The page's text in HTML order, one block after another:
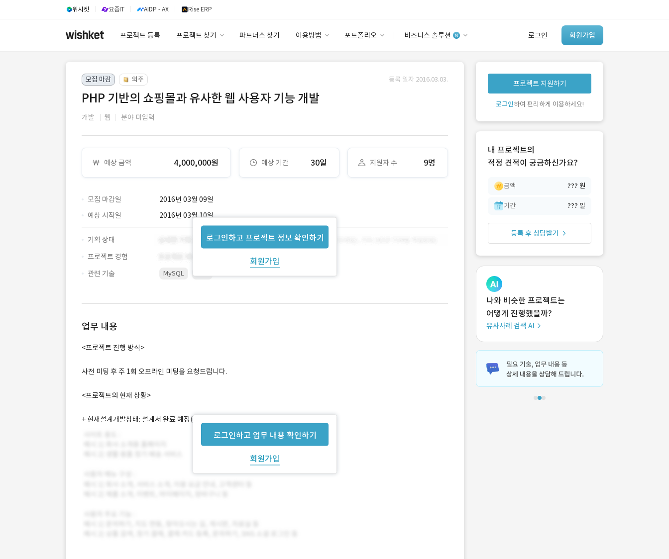
위시켓 요즘IT AIDP - AX Rise ERP
프로젝트 등록 프로젝트 찾기 파트너스 찾기 이용방법 포트폴리오 비즈니스 솔루션 로그인 회원가입
이용요금
고객센터
안심 코드 케어
유사사례 검색 AI
‘이런 거’ 만들어본
개발 회사 있어?
모집 마감 외주 등록 일자 2016.03.03.
PHP 기반의 쇼핑몰과 유사한 웹 사용자 기능 개발
개발 웹 분야 미입력
예상 금액 4,000,000원 예상 기간 30일 지원자 수 9명
모집 마감일 2016년 03월 09일
로그인하고 프로젝트 정보 확인하기
회원가입
예상 시작일 2016년 03월 10일
기획 상태
프로젝트 경험
관련 기술
MySQL
업무 내용
로그인하고 업무 내용 확인하기
회원가입
<프로젝트 진행 방식>
사전 미팅 후 주 1회 오프라인 미팅을 요청드립니다.
<프로젝트의 현재 상황>
+ 현재설계개발상태: 설계서 완료 예정( 사용자화면 : 완료, 관리자화면 : 80% 완료 )
프로젝트 지원하기
로그인하여 편리하게 이용하세요!
내 프로젝트의
적정 견적이 궁금하신가요?
금액 ??? 원
기간 ??? 일
등록 후 상담받기
나와 비슷한 프로젝트는
어떻게 진행했을까?
유사사례 검색 AI